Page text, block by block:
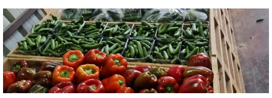
דיור
מוגן
בירושלים?